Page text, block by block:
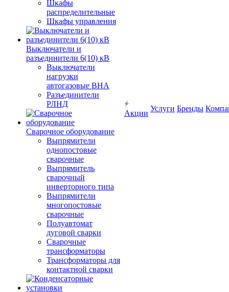
Шкафы
распределительные
Шкафы управления
Выключатели и
разъединители 6(10) кВ
Выключатели
нагрузки
автогазовые ВНА
Разъединители
РЛНД
Сварочное оборудование
Выпрямители
однопостовые
сварочные
Выпрямитель
сварочный
инверторного типа
Выпрямители
многопостовые
сварочные
Полуавтомат
дуговой сварки
Сварочные
трансформаторы
Трансформаторы для
контактной сварки
Акции
Услуги Бренды